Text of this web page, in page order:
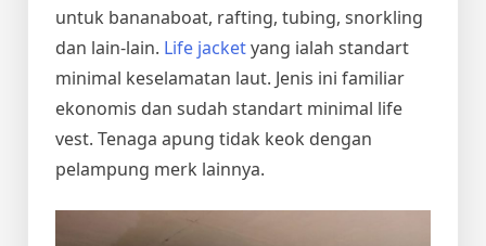
untuk bananaboat, rafting, tubing, snorkling
dan lain-lain. Life jacketyang ialah standart
minimal keselamatan laut. Jenis ini familiar
ekonomis dan sudah standart minimal life
vest. Tenaga apung tidak keok dengan
pelampung merk lainnya.